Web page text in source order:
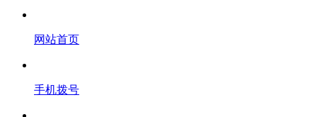
网站首页
手机拨号